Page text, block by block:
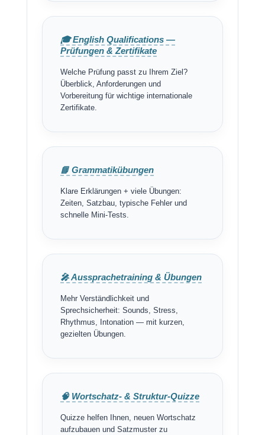
🎓 English Qualifications —
Prüfungen & Zertifikate
Welche Prüfung passt zu Ihrem Ziel?
Überblick, Anforderungen und
Vorbereitung für wichtige internationale
Zertifikate.
📘 Grammatikübungen
Klare Erklärungen + viele Übungen:
Zeiten, Satzbau, typische Fehler und
schnelle Mini-Tests.
🎤 Aussprachetraining & Übungen
Mehr Verständlichkeit und
Sprechsicherheit: Sounds, Stress,
Rhythmus, Intonation — mit kurzen,
gezielten Übungen.
🧠 Wortschatz- & Struktur-Quizze
Quizze helfen Ihnen, neuen Wortschatz
aufzubauen und Satzmuster zu